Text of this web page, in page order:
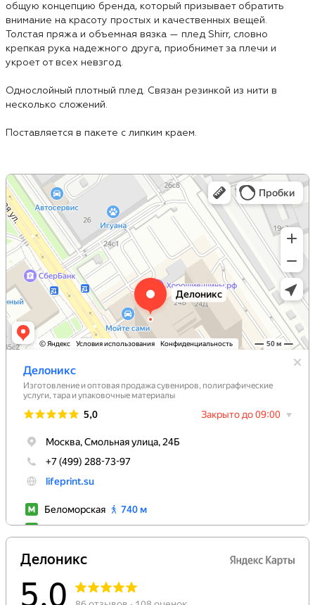
общую концепцию бренда, который призывает обратить
внимание на красоту простых и качественных вещей.
Толстая пряжа и объемная вязка — плед Shirr, словно
крепкая рука надежного друга, приобнимет за плечи и
укроет от всех невзгод.
Однослойный плотный плед. Связан резинкой из нити в
несколько сложений.
Поставляется в пакете с липким краем.